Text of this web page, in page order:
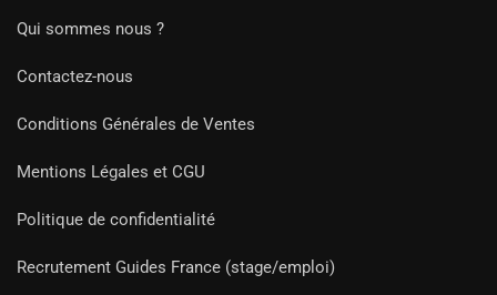
Qui sommes nous ?
Contactez-nous
Conditions Générales de Ventes
Mentions Légales et CGU
Politique de confidentialité
Recrutement Guides France (stage/emploi)